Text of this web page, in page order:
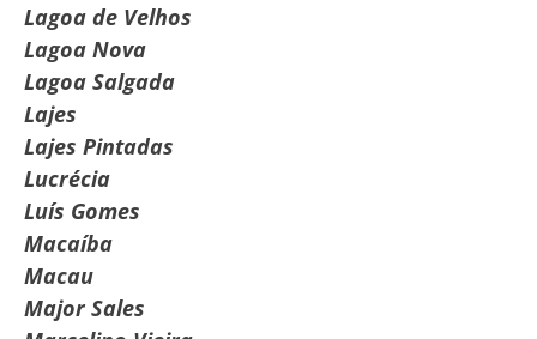
Lagoa de Velhos
Lagoa Nova
Lagoa Salgada
Lajes
Lajes Pintadas
Lucrécia
Luís Gomes
Macaíba
Macau
Major Sales